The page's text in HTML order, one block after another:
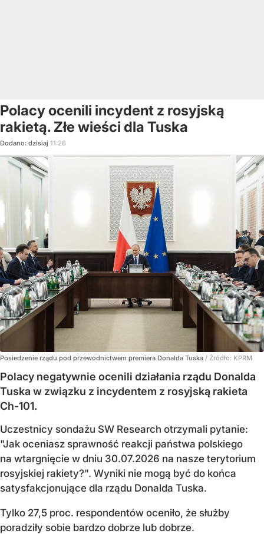
Polacy ocenili incydent z rosyjską
rakietą. Złe wieści dla Tuska
Dodano: dzisiaj 11:26
Posiedzenie rządu pod przewodnictwem premiera Donalda Tuska / Źródło: KPRM
Polacy negatywnie ocenili działania rządu Donalda
Tuska w związku z incydentem z rosyjską rakieta
Ch-101.
Uczestnicy sondażu SW Research otrzymali pytanie:
"Jak oceniasz sprawność reakcji państwa polskiego
na wtargnięcie w dniu 30.07.2026 na nasze terytorium
rosyjskiej rakiety?". Wyniki nie mogą być do końca
satysfakcjonujące dla rządu Donalda Tuska.
Tylko 27,5 proc. respondentów oceniło, że służby
poradziły sobie bardzo dobrze lub dobrze.